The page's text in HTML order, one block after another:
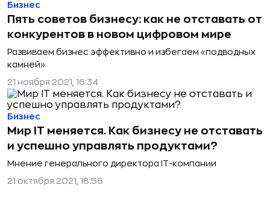
Пять советов бизнесу: как не отставать от
конкурентов в новом цифровом мире
Развиваем бизнес эффективно и избегаем «подводных
камней»
Бизнес
21 ноября 2021, 16:34
Мир IT меняется. Как бизнесу не отставать
и успешно управлять продуктами?
Мнение генерального директора IT-компании
Бизнес
21 октября 2021, 18:56